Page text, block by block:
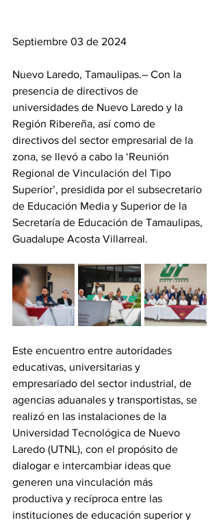
Septiembre 03 de 2024
Nuevo Laredo, Tamaulipas.– Con la
presencia de directivos de
universidades de Nuevo Laredo y la
Región Ribereña, así como de
directivos del sector empresarial de la
zona, se llevó a cabo la ‘Reunión
Regional de Vinculación del Tipo
Superior’, presidida por el subsecretario
de Educación Media y Superior de la
Secretaría de Educación de Tamaulipas,
Guadalupe Acosta Villarreal.
Este encuentro entre autoridades
educativas, universitarias y
empresariado del sector industrial, de
agencias aduanales y transportistas, se
realizó en las instalaciones de la
Universidad Tecnológica de Nuevo
Laredo (UTNL), con el propósito de
dialogar e intercambiar ideas que
generen una vinculación más
productiva y recíproca entre las
instituciones de educación superior y